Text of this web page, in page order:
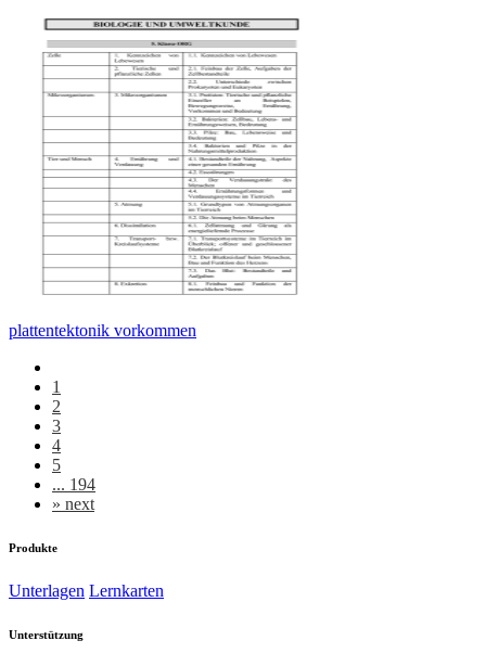
plattentektonik vorkommen
1
2
3
4
5
... 194
» next
Produkte
Unterlagen Lernkarten
Unterstützung